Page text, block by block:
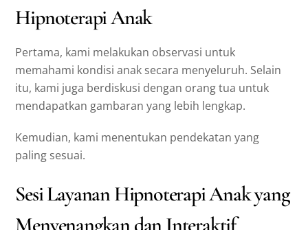
Hipnoterapi Anak
Pertama, kami melakukan observasi untuk
memahami kondisi anak secara menyeluruh. Selain
itu, kami juga berdiskusi dengan orang tua untuk
mendapatkan gambaran yang lebih lengkap.
Kemudian, kami menentukan pendekatan yang
paling sesuai.
Sesi Layanan Hipnoterapi Anak yang